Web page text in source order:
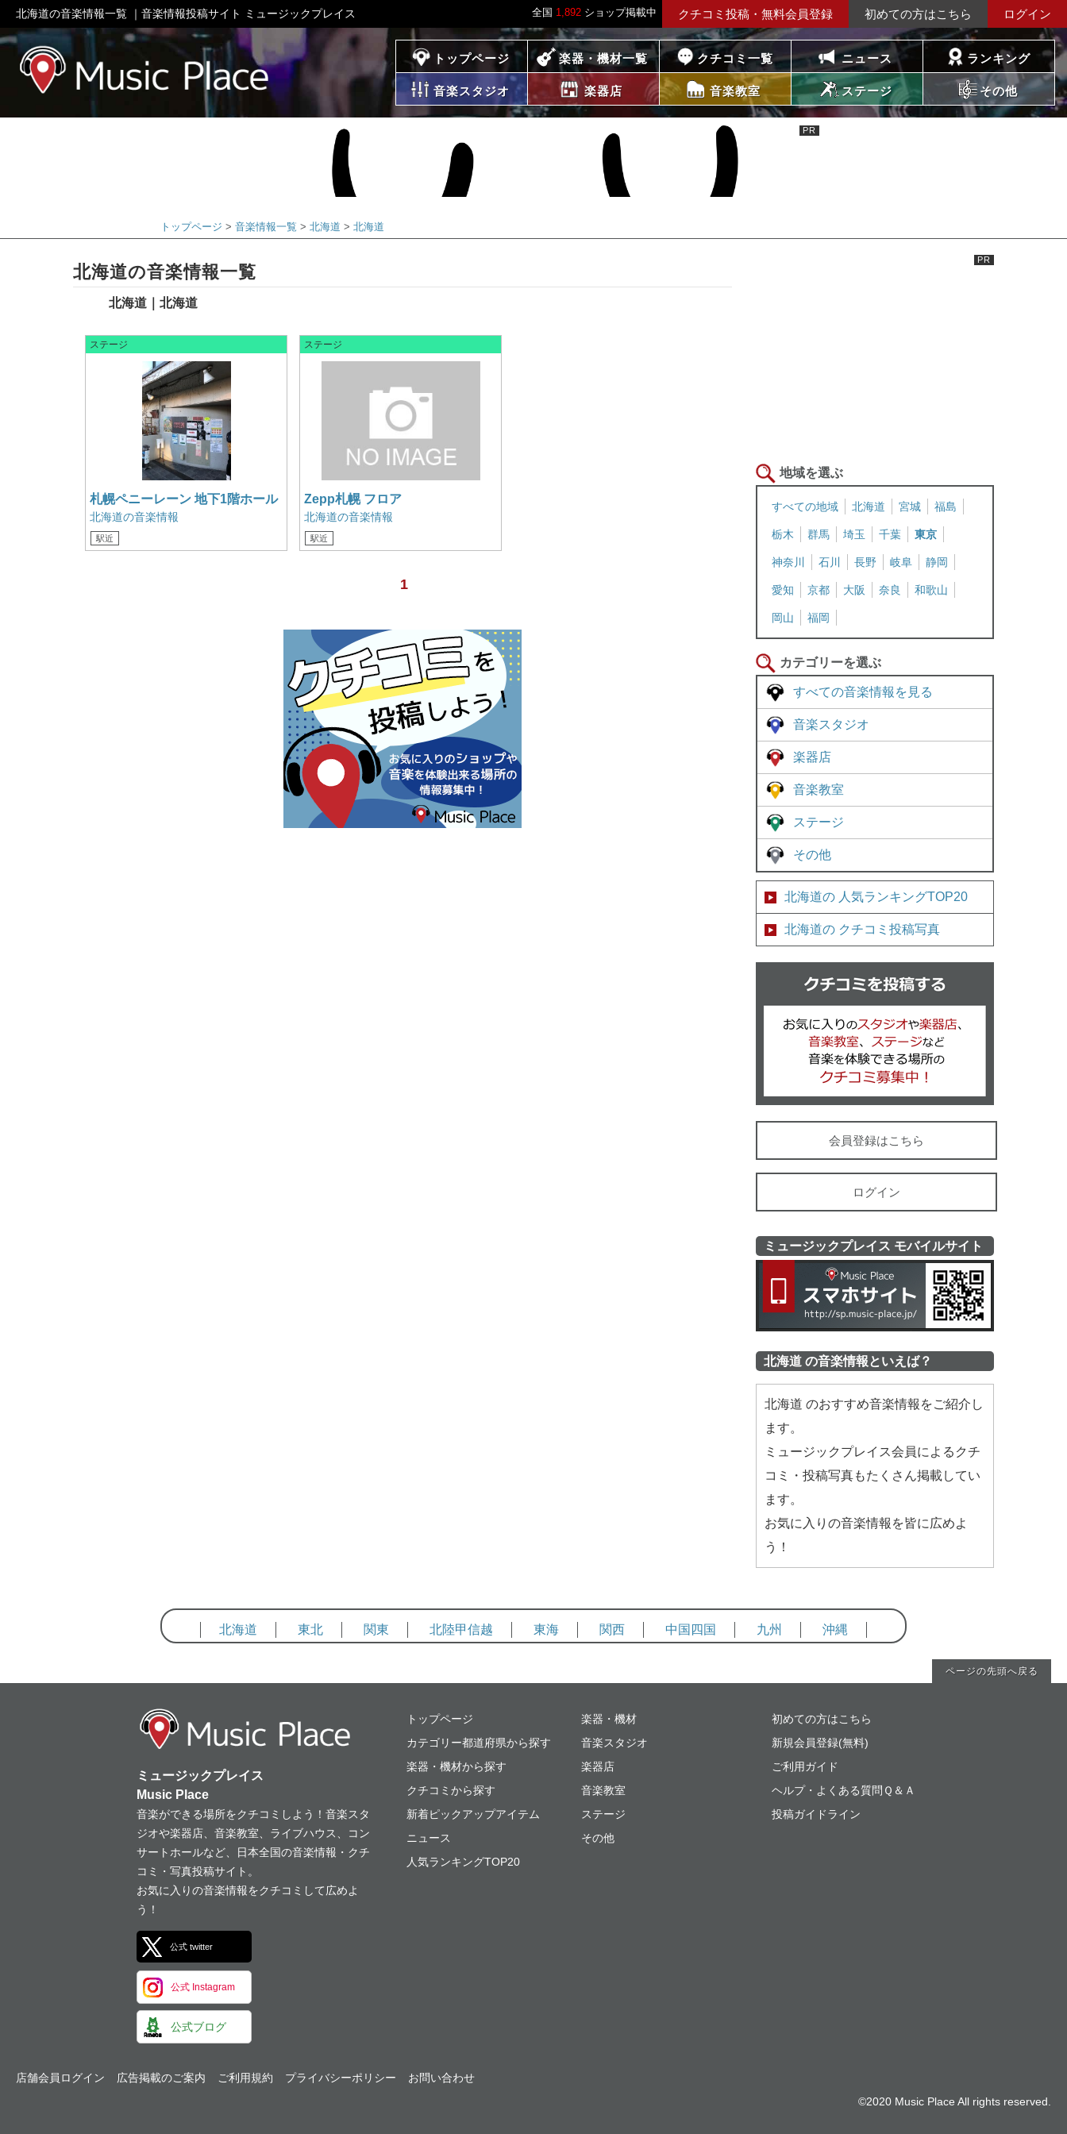
全国 1,892 ショップ掲載中 クチコミ投稿・無料会員登録 初めての方はこちら ログイン
北海道の音楽情報一覧 ｜音楽情報投稿サイト ミュージックプレイス
ミュージックプレイス トップページ 楽器・機材一覧 クチコミ一覧 ニュース ランキング
音楽スタジオ 楽器店 音楽教室 ステージ その他
トップページ 音楽情報一覧 北海道 北海道
北海道の音楽情報一覧
北海道｜北海道
ステージ
札幌ペニーレーン 地下1階ホール
北海道の音楽情報
駅近
ステージ
Zepp札幌 フロア
北海道の音楽情報
駅近
1
地域を選ぶ
すべての地域 北海道 宮城 福島
栃木 群馬 埼玉 千葉 東京
神奈川 石川 長野 岐阜 静岡
愛知 京都 大阪 奈良 和歌山
岡山 福岡
カテゴリーを選ぶ
すべての音楽情報を見る
音楽スタジオ
楽器店
音楽教室
ステージ
その他
北海道の 人気ランキングTOP20
北海道の クチコミ投稿写真
会員登録はこちら
ログイン
ミュージックプレイス モバイルサイト
北海道 の音楽情報といえば？
北海道 のおすすめ音楽情報をご紹介し
ます。
ミュージックプレイス会員によるクチ
コミ・投稿写真もたくさん掲載してい
ます。
お気に入りの音楽情報を皆に広めよ
う！
北海道 東北 関東 北陸甲信越 東海 関西 中国四国 九州 沖縄
ページの先頭へ戻る
ミュージックプレイス
ミュージックプレイス
Music Place
音楽ができる場所をクチコミしよう！音楽スタ
ジオや楽器店、音楽教室、ライブハウス、コン
サートホールなど、日本全国の音楽情報・クチ
コミ・写真投稿サイト。
お気に入りの音楽情報をクチコミして広めよ
う！
公式 twitter
公式 Instagram
公式ブログ
トップページ
カテゴリー都道府県から探す
楽器・機材から探す
クチコミから探す
新着ピックアップアイテム
ニュース
人気ランキングTOP20
楽器・機材
音楽スタジオ
楽器店
音楽教室
ステージ
その他
初めての方はこちら
新規会員登録(無料)
ご利用ガイド
ヘルプ・よくある質問Ｑ＆Ａ
投稿ガイドライン
店舗会員ログイン 広告掲載のご案内 ご利用規約 プライバシーポリシー
お問い合わせ
©2020 Music Place All rights reserved.